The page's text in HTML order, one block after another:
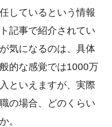
しているという情報
記事で紹介されてい
気になるのは、具体
的な感覚では1000万
といえますが、実際
の場合、どのくらい
。